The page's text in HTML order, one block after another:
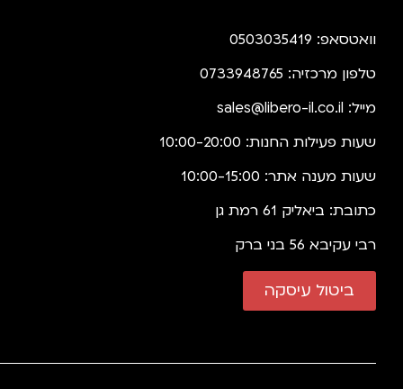
וואטסאפ: 0503035419
טלפון מרכזיה: 0733948765
מייל: sales@libero-il.co.il
שעות פעילות החנות: 10:00-20:00
שעות מענה אתר: 10:00-15:00
כתובת: ביאליק 61 רמת גן
רבי עקיבא 56 בני ברק
ביטול עיסקה